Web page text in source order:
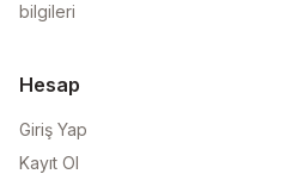
bilgileri
Hesap
Giriş Yap
Kayıt Ol